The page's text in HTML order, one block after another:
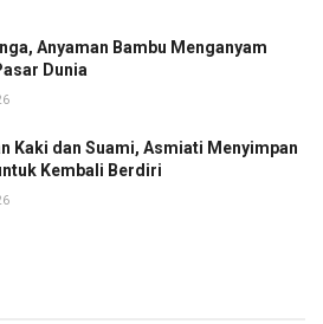
Anyaman Bambu Menganyam
Dunia
Kaki dan Suami, Asmiati Menyimpan
Kembali Berdiri